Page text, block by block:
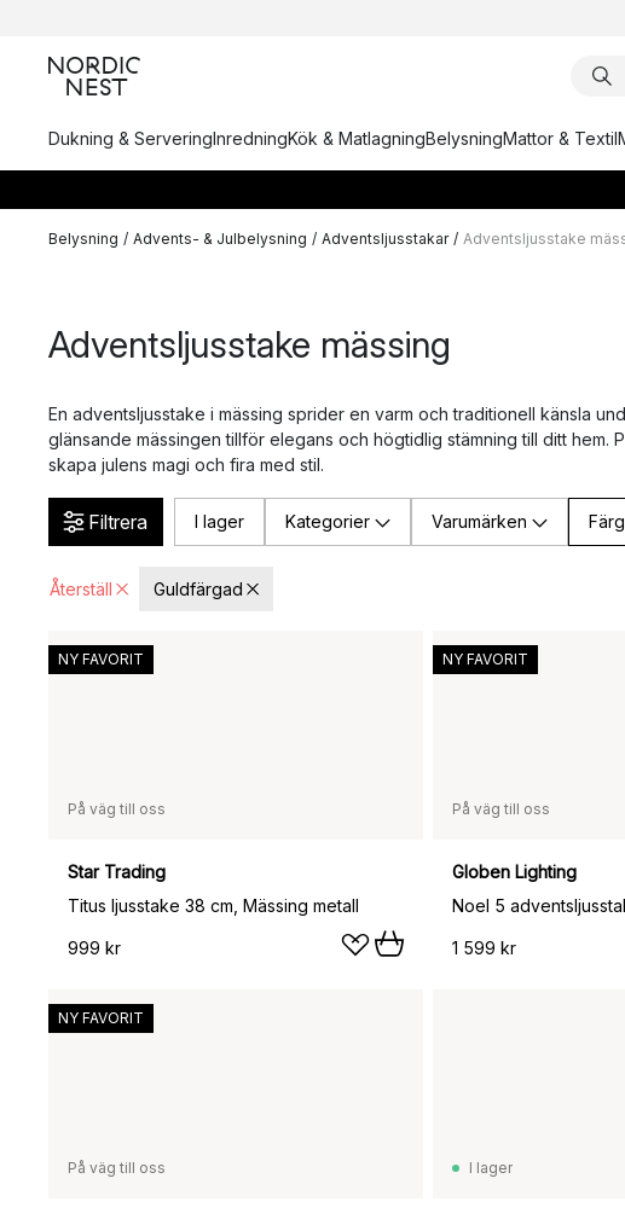
Dukning & ServeringInredningKök & MatlagningBelysningMattor & Textil
Belysning / Advents- & Julbelysning / Adventsljusstakar / Adventsljusstake
Adventsljusstake mässing
En adventsljusstake i mässing sprider en varm och traditionell känsla
glänsande mässingen tillför elegans och högtidlig stämning till ditt hem.
skapa julens magi och fira med stil.
Filtrera I lager Kategorier Varumärken
Återställ Guldfärgad
På väg till oss
Star Trading
Titus ljusstake 38 cm, Mässing metall
999 kr
NY FAVORIT
På väg till oss
Globen Lighting
Noel 5
1 599 kr
NY FAVORIT
På väg till oss
NY FAVORIT
I lager